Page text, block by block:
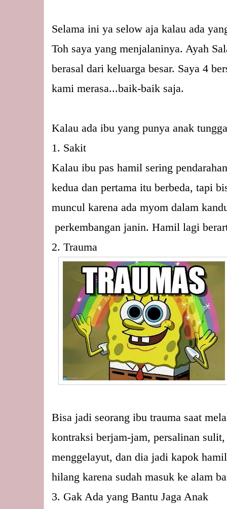
Selama ini ya selow aja kalau ada
Toh saya yang menjalaninya. Ayah
berasal dari keluarga besar. Saya 4
kami merasa...baik-baik saja.
Kalau ada ibu yang punya anak
1. Sakit
Kalau ibu pas hamil sering
kedua dan pertama itu berbeda, tapi
muncul karena ada myom dalam
perkembangan janin. Hamil lagi
2. Trauma
Bisa jadi seorang ibu trauma saat
kontraksi berjam-jam, persalinan
menggelayut, dan dia jadi kapok
hilang karena sudah masuk ke alam
3. Gak Ada yang Bantu Jaga Anak